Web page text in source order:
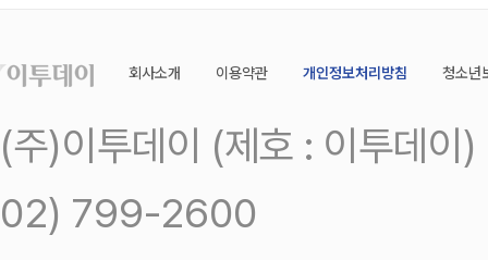
회사소개 이용약관 개인정보처리방침 청소년
(주)이투데이 (제호 : 이투데
02) 799-2600